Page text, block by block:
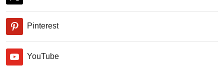
Pinterest
YouTube